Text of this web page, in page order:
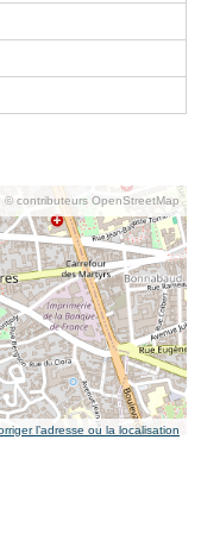
© contributeurs OpenStreetMap
l’adresse ou la localisation